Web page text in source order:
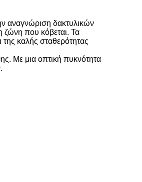
αναγνώριση δακτυλικών
ζώνη που κόβεται. Τα
καλής σταθερότητας
Με μια οπτική πυκνότητα